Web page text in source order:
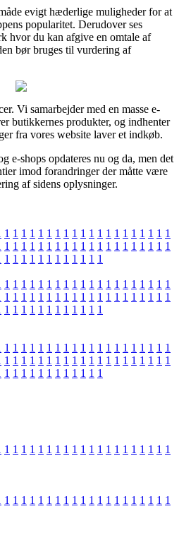
evigt hæderlige muligheder for at
popularitet. Derudover ses
hvor du kan afgive en omtale af
bør bruges til vurdering af
Vi samarbejder med en masse e-
butikkernes produkter, og indhenter
fra vores website laver et indkøb.
e-shops opdateres nu og da, men det
imod forandringer der måtte være
af sidens oplysninger.
1 1 1 1 1 1 1 1 1 1 1 1 1 1 1 1 1 1 1 1
1 1 1 1 1 1 1 1 1 1 1 1 1 1 1 1 1 1 1 1
1 1 1 1 1 1 1 1 1 1 1 1
1 1 1 1 1 1 1 1 1 1 1 1 1 1 1 1 1 1 1 1
1 1 1 1 1 1 1 1 1 1 1 1 1 1 1 1 1 1 1 1
1 1 1 1 1 1 1 1 1 1 1 1
1 1 1 1 1 1 1 1 1 1 1 1 1 1 1 1 1 1 1 1
1 1 1 1 1 1 1 1 1 1 1 1 1 1 1 1 1 1 1 1
1 1 1 1 1 1 1 1 1 1 1 1
1 1 1 1 1 1 1 1 1 1 1 1 1 1 1 1 1 1 1 1
1 1 1 1 1 1 1 1 1 1 1 1 1 1 1 1 1 1 1 1